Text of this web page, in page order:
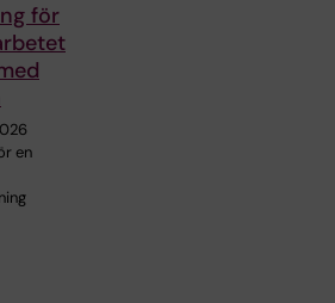
för
en